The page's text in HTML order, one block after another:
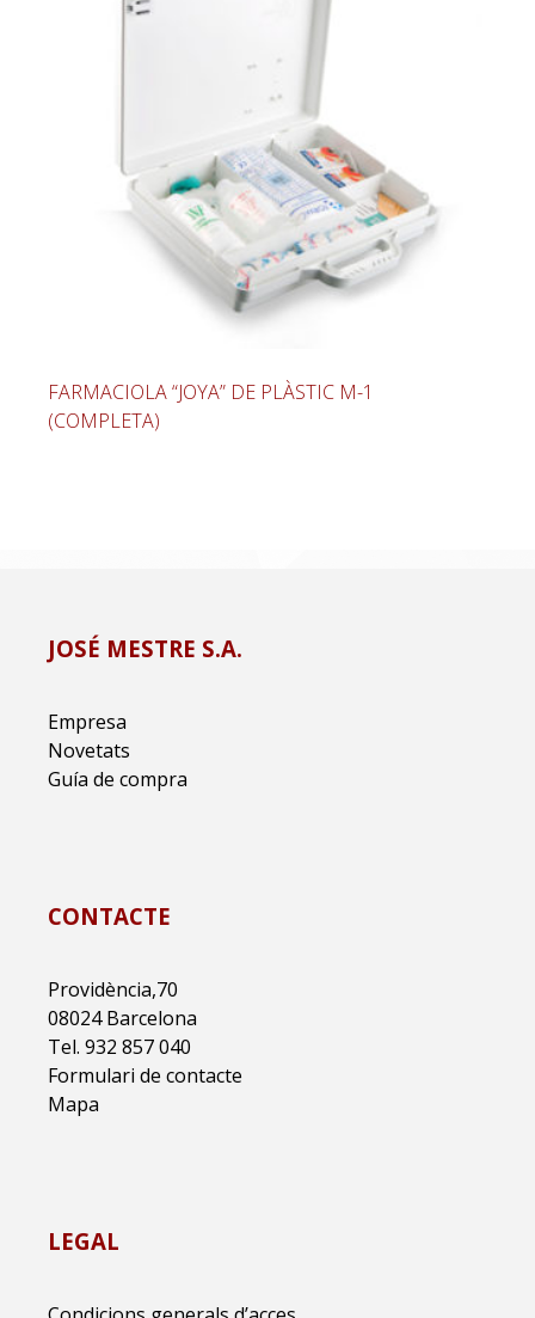
FARMACIOLA “JOYA” DE PLÀSTIC M-1
(COMPLETA)
JOSÉ MESTRE S.A.
Empresa
Novetats
Guía de compra
CONTACTE
Providència,70
08024 Barcelona
Tel. 932 857 040
Formulari de contacte
Mapa
LEGAL